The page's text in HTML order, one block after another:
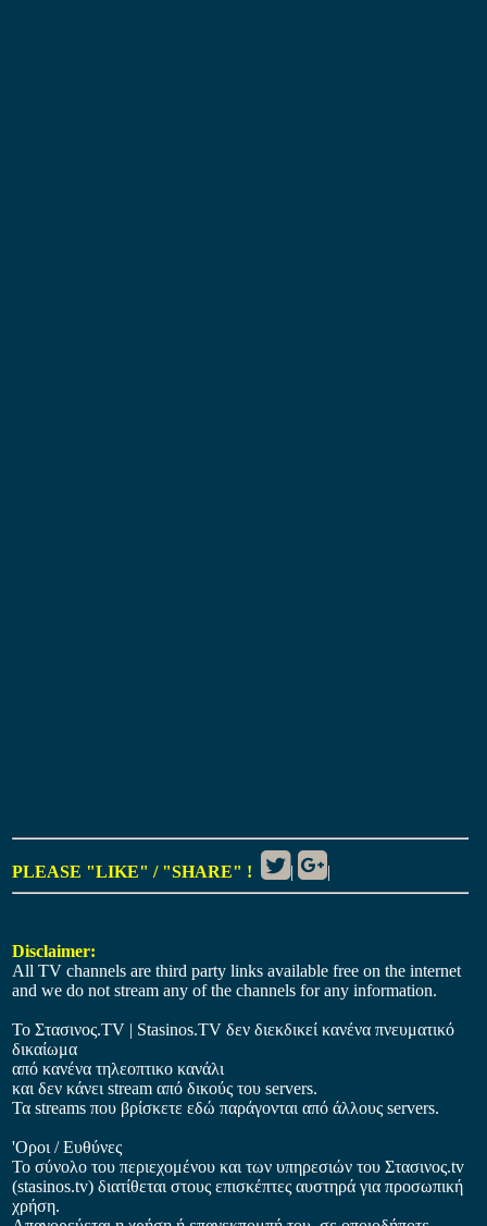
PLEASE "LIKE" / "SHARE" ! | |
Disclaimer:
All TV channels are third party links available free on the internet
and we do not stream any of the channels for any information.
Το Στασινος.ΤV | Stasinos.TV δεν διεκδικεί κανένα πνευματικό
δικαίωμα
από κανένα τηλεοπτικο κανάλι
και δεν κάνει stream από δικούς του servers.
Τα streams που βρίσκετε εδώ παράγονται από άλλους servers.
'Οροι / Ευθύνες
Το σύνολο του περιεχομένου και των υπηρεσιών του Στασινος.tv
(stasinos.tv) διατίθεται στους επισκέπτες αυστηρά για προσωπική
χρήση.